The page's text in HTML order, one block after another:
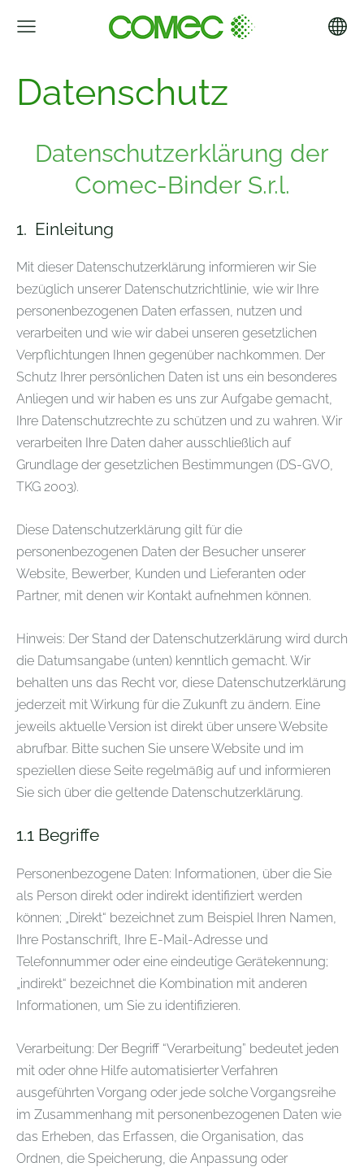
Datenschutz
Datenschutzerklärung der
Comec-Binder S.r.l.
1. Einleitung
Mit dieser Datenschutzerklärung informieren wir Sie
bezüglich unserer Datenschutzrichtlinie, wie wir Ihre
personenbezogenen Daten erfassen, nutzen und
verarbeiten und wie wir dabei unseren gesetzlichen
Verpflichtungen Ihnen gegenüber nachkommen. Der
Schutz Ihrer persönlichen Daten ist uns ein besonderes
Anliegen und wir haben es uns zur Aufgabe gemacht,
Ihre Datenschutzrechte zu schützen und zu wahren. Wir
verarbeiten Ihre Daten daher ausschließlich auf
Grundlage der gesetzlichen Bestimmungen (DS-GVO,
TKG 2003).
Diese Datenschutzerklärung gilt für die
personenbezogenen Daten der Besucher unserer
Website, Bewerber, Kunden und Lieferanten oder
Partner, mit denen wir Kontakt aufnehmen können.
Hinweis: Der Stand der Datenschutzerklärung wird durch
die Datumsangabe (unten) kenntlich gemacht. Wir
behalten uns das Recht vor, diese Datenschutzerklärung
jederzeit mit Wirkung für die Zukunft zu ändern. Eine
jeweils aktuelle Version ist direkt über unsere Website
abrufbar. Bitte suchen Sie unsere Website und im
speziellen diese Seite regelmäßig auf und informieren
Sie sich über die geltende Datenschutzerklärung.
1.1 Begriffe
Personenbezogene Daten: Informationen, über die Sie
als Person direkt oder indirekt identifiziert werden
können; „Direkt“ bezeichnet zum Beispiel Ihren Namen,
Ihre Postanschrift, Ihre E-Mail-Adresse und
Telefonnummer oder eine eindeutige Gerätekennung;
„indirekt“ bezeichnet die Kombination mit anderen
Informationen, um Sie zu identifizieren.
Verarbeitung: Der Begriff “Verarbeitung” bedeutet jeden
mit oder ohne Hilfe automatisierter Verfahren
ausgeführten Vorgang oder jede solche Vorgangsreihe
im Zusammenhang mit personenbezogenen Daten wie
das Erheben, das Erfassen, die Organisation, das
Ordnen, die Speicherung, die Anpassung oder